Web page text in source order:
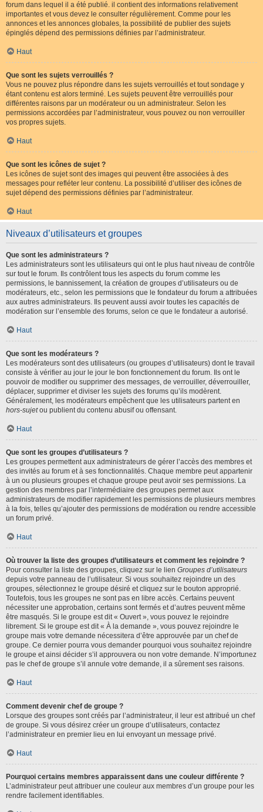
forum dans lequel il a été publié. il contient des informations relativement
importantes et vous devez le consulter régulièrement. Comme pour les
annonces et les annonces globales, la possibilité de publier des sujets
épinglés dépend des permissions définies par l’administrateur.
Haut
Que sont les sujets verrouillés ?
Vous ne pouvez plus répondre dans les sujets verrouillés et tout sondage y
étant contenu est alors terminé. Les sujets peuvent être verrouillés pour
différentes raisons par un modérateur ou un administrateur. Selon les
permissions accordées par l’administrateur, vous pouvez ou non verrouiller
vos propres sujets.
Haut
Que sont les icônes de sujet ?
Les icônes de sujet sont des images qui peuvent être associées à des
messages pour refléter leur contenu. La possibilité d’utiliser des icônes de
sujet dépend des permissions définies par l’administrateur.
Haut
Niveaux d’utilisateurs et groupes
Que sont les administrateurs ?
Les administrateurs sont les utilisateurs qui ont le plus haut niveau de contrôle
sur tout le forum. Ils contrôlent tous les aspects du forum comme les
permissions, le bannissement, la création de groupes d’utilisateurs ou de
modérateurs, etc., selon les permissions que le fondateur du forum a attribuées
aux autres administrateurs. Ils peuvent aussi avoir toutes les capacités de
modération sur l’ensemble des forums, selon ce que le fondateur a autorisé.
Haut
Que sont les modérateurs ?
Les modérateurs sont des utilisateurs (ou groupes d’utilisateurs) dont le travail
consiste à vérifier au jour le jour le bon fonctionnement du forum. Ils ont le
pouvoir de modifier ou supprimer des messages, de verrouiller, déverrouiller,
déplacer, supprimer et diviser les sujets des forums qu’ils modèrent.
Généralement, les modérateurs empêchent que les utilisateurs partent en
hors-sujetou publient du contenu abusif ou offensant.
Haut
Que sont les groupes d’utilisateurs ?
Les groupes permettent aux administrateurs de gérer l’accès des membres et
des invités au forum et à ses fonctionnalités. Chaque membre peut appartenir
à un ou plusieurs groupes et chaque groupe peut avoir ses permissions. La
gestion des membres par l’intermédiaire des groupes permet aux
administrateurs de modifier rapidement les permissions de plusieurs membres
à la fois, telles qu’ajouter des permissions de modération ou rendre accessible
un forum privé.
Haut
Où trouver la liste des groupes d’utilisateurs et comment les rejoindre ?
Pour consulter la liste des groupes, cliquez sur le lien Groupes d’utilisateurs
depuis votre panneau de l’utilisateur. Si vous souhaitez rejoindre un des
groupes, sélectionnez le groupe désiré et cliquez sur le bouton approprié.
Toutefois, tous les groupes ne sont pas en libre accès. Certains peuvent
nécessiter une approbation, certains sont fermés et d’autres peuvent même
être masqués. Si le groupe est dit « Ouvert », vous pouvez le rejoindre
librement. Si le groupe est dit « À la demande », vous pouvez rejoindre le
groupe mais votre demande nécessitera d’être approuvée par un chef de
groupe. Ce dernier pourra vous demander pourquoi vous souhaitez rejoindre
le groupe et ainsi décider s’il approuvera ou non votre demande. N’importunez
pas le chef de groupe s’il annule votre demande, il a sûrement ses raisons.
Haut
Comment devenir chef de groupe ?
Lorsque des groupes sont créés par l’administrateur, il leur est attribué un chef
de groupe. Si vous désirez créer un groupe d’utilisateurs, contactez
l’administrateur en premier lieu en lui envoyant un message privé.
Haut
Pourquoi certains membres apparaissent dans une couleur différente ?
L’administrateur peut attribuer une couleur aux membres d’un groupe pour les
rendre facilement identifiables.